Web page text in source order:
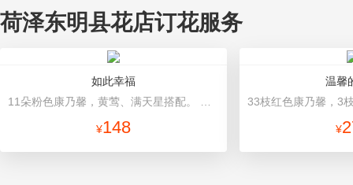
荷泽东明县花店订花服务
如此幸福
¥148
温馨
¥